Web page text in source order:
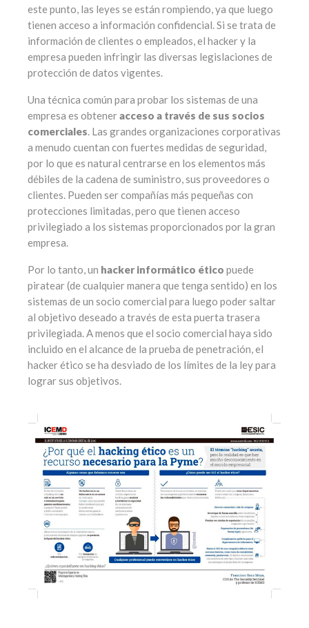
este punto, las leyes se están rompiendo, ya que luego
tienen acceso a información confidencial. Si se trata de
información de clientes o empleados, el hacker y la
empresa pueden infringir las diversas legislaciones de
protección de datos vigentes.
Una técnica común para probar los sistemas de una
empresa es obteneracceso a través de sus socios
comerciales. Las grandes organizaciones corporativas
a menudo cuentan con fuertes medidas de seguridad,
por lo que es natural centrarse en los elementos más
débiles de la cadena de suministro, sus proveedores o
clientes. Pueden ser compañías más pequeñas con
protecciones limitadas, pero que tienen acceso
privilegiado a los sistemas proporcionados por la gran
empresa.
Por lo tanto, un hacker informático ético puede
piratear (de cualquier manera que tenga sentido) en los
sistemas de un socio comercial para luego poder saltar
al objetivo deseado a través de esta puerta trasera
privilegiada. A menos que el socio comercial haya sido
incluido en el alcance de la prueba de penetración, el
hacker ético se ha desviado de los límites de la ley para
lograr sus objetivos.